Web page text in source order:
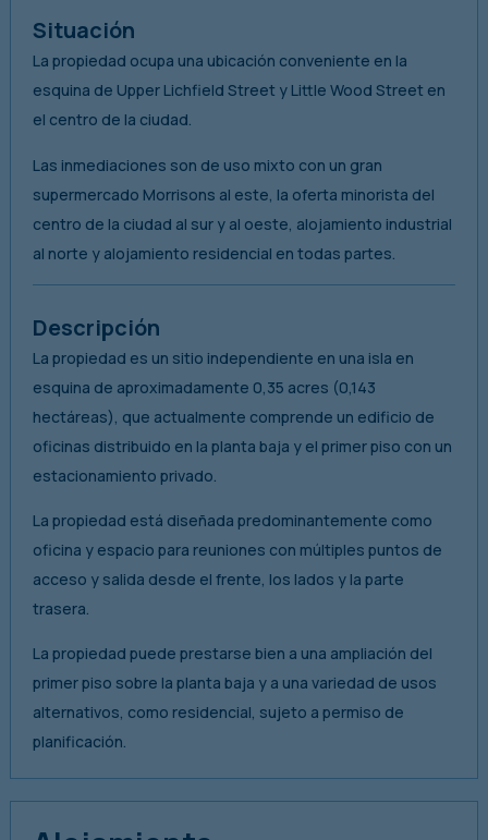
Situación
La propiedad ocupa una ubicación conveniente en la
esquina de Upper Lichfield Street y Little Wood Street en
el centro de la ciudad.
Las inmediaciones son de uso mixto con un gran
supermercado Morrisons al este, la oferta minorista del
centro de la ciudad al sur y al oeste, alojamiento industrial
al norte y alojamiento residencial en todas partes.
Descripción
La propiedad es un sitio independiente en una isla en
esquina de aproximadamente 0,35 acres (0,143
hectáreas), que actualmente comprende un edificio de
oficinas distribuido en la planta baja y el primer piso con un
estacionamiento privado.
La propiedad está diseñada predominantemente como
oficina y espacio para reuniones con múltiples puntos de
acceso y salida desde el frente, los lados y la parte
trasera.
La propiedad puede prestarse bien a una ampliación del
primer piso sobre la planta baja y a una variedad de usos
alternativos, como residencial, sujeto a permiso de
planificación.